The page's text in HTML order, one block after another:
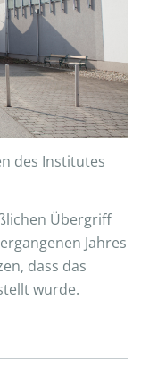
des Institutes
Übergriff
Jahres
dass das
wurde.